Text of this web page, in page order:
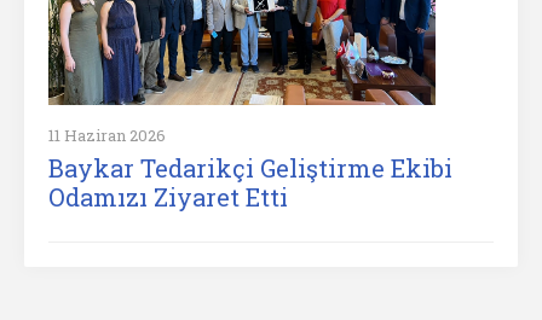
11 Haziran 2026
Baykar Tedarikçi Geliştirme Ekibi
Odamızı Ziyaret Etti